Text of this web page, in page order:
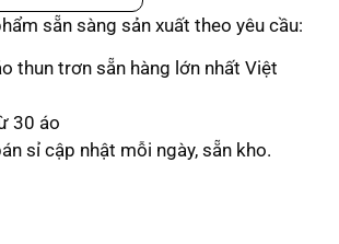
sẵn sàng sản xuất theo yêu cầu:
thun trơn sẵn hàng lớn nhất Việt
30 áo
sỉ cập nhật mỗi ngày, sẵn kho.